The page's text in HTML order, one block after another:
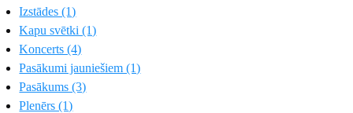
Izstādes (1)
Kapu svētki (1)
Koncerts (4)
Pasākumi jauniešiem (1)
Pasākums (3)
Plenērs (1)